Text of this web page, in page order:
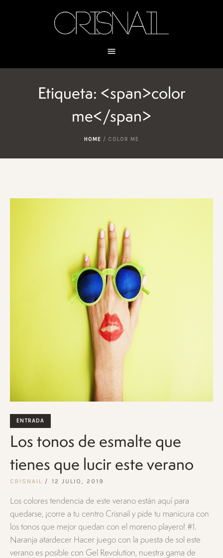
Etiqueta: <span>color
me</span>
HOME / COLOR ME
ENTRADA
Los tonos de esmalte que
tienes que lucir este verano
CRISNAIL 12 JULIO, 2019
Los colores tendencia de este verano están aquí para
quedarse, ¡corre a tu centro Crisnail y pide tu manicura con
los tonos que mejor quedan con el moreno playero! #1.
Naranja atardecer Hacer juego con la puesta de sol este
verano es posible con Gel Revolution, nuestra gama de